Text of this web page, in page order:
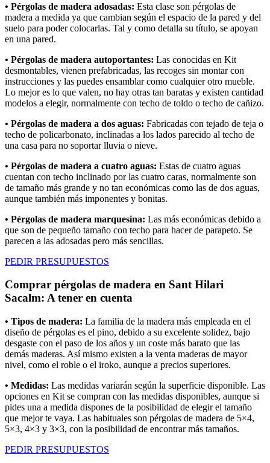
• Pérgolas de madera adosadas: Esta clase son pérgolas de
madera a medida ya que cambian según el espacio de la pared y del
suelo para poder colocarlas. Tal y como detalla su título, se apoyan
en una pared.
• Pérgolas de madera autoportantes: Las conocidas en Kit
desmontables, vienen prefabricadas, las recoges sin montar con
instrucciones y las puedes ensamblar como cualquier otro mueble.
Lo mejor es lo que valen, no hay otras tan baratas y existen cantidad
modelos a elegir, normalmente con techo de toldo o techo de cañizo.
• Pérgolas de madera a dos aguas: Fabricadas con tejado de teja o
techo de policarbonato, inclinadas a los lados parecido al techo de
una casa para no soportar lluvia o nieve.
• Pérgolas de madera a cuatro aguas: Estas de cuatro aguas
cuentan con techo inclinado por las cuatro caras, normalmente son
de tamaño más grande y no tan económicas como las de dos aguas,
aunque también más imponentes y bonitas.
• Pérgolas de madera marquesina: Las más económicas debido a
que son de pequeño tamaño con techo para hacer de parapeto. Se
parecen a las adosadas pero más sencillas.
PEDIR PRESUPUESTOS
Comprar pérgolas de madera en Sant Hilari
Sacalm: A tener en cuenta
• Tipos de madera: La familia de la madera más empleada en el
diseño de pérgolas es el pino, debido a su excelente solidez, bajo
desgaste con el paso de los años y un coste más barato que las
demás maderas. Así mismo existen a la venta maderas de mayor
nivel, como el roble o el iroko, aunque a precios superiores.
• Medidas: Las medidas variarán según la superficie disponible. Las
opciones en Kit se compran con las medidas disponibles, aunque si
pides una a medida dispones de la posibilidad de elegir el tamaño
que mejor te vaya. Las habituales son pérgolas de madera de 5×4,
5×3, 4×3 y 3×3, con la posibilidad de encontrar más tamaños.
PEDIR PRESUPUESTOS